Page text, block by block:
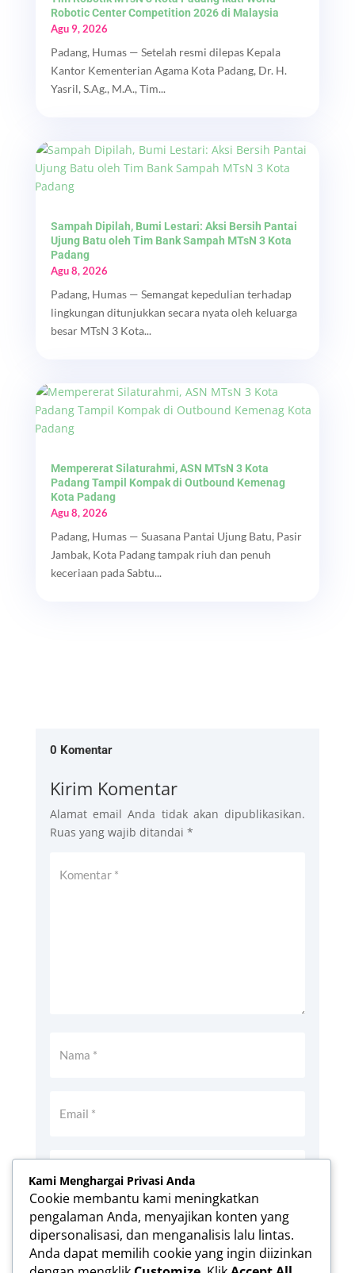
Robotic Center Competition 2026 di Malaysia
Agu 9, 2026
Padang, Humas — Setelah resmi dilepas Kepala
Kantor Kementerian Agama Kota Padang, Dr. H.
Yasril, S.Ag., M.A., Tim...
Sampah Dipilah, Bumi Lestari: Aksi Bersih Pantai
Ujung Batu oleh Tim Bank Sampah MTsN 3 Kota
Padang
Agu 8, 2026
Padang, Humas — Semangat kepedulian terhadap
lingkungan ditunjukkan secara nyata oleh keluarga
besar MTsN 3 Kota...
Mempererat Silaturahmi, ASN MTsN 3 Kota
Padang Tampil Kompak di Outbound Kemenag
Kota Padang
Agu 8, 2026
Padang, Humas — Suasana Pantai Ujung Batu, Pasir
Jambak, Kota Padang tampak riuh dan penuh
keceriaan pada Sabtu...
0 Komentar
Kirim Komentar
Alamat email Anda tidak akan dipublikasikan.
Ruas yang wajib ditandai *
Simpan nama, email, dan situs web saya
pada peramban ini untuk komentar saya
berikutnya.
Kami Menghargai Privasi Anda
Cookie membantu kami meningkatkan
pengalaman Anda, menyajikan konten yang
dipersonalisasi, dan menganalisis lalu lintas.
Anda dapat memilih cookie yang ingin diizinkan